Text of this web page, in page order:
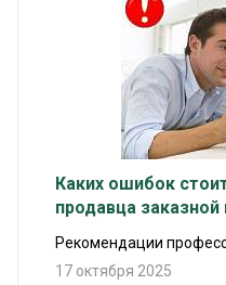
Каких ошибок
продавца
Рекомендации
17 октября 2025